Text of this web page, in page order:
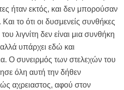
ήταν εκτός, και δεν μπορούσαν
το ότι οι δυσμενείς συνθήκες
λιγνίτη δεν είναι μια συνθήκη
υπάρχει εδώ και
Ο συνειρμός των στελεχών του
όλη αυτή την δήθεν
αχρειαστος, αφού στον